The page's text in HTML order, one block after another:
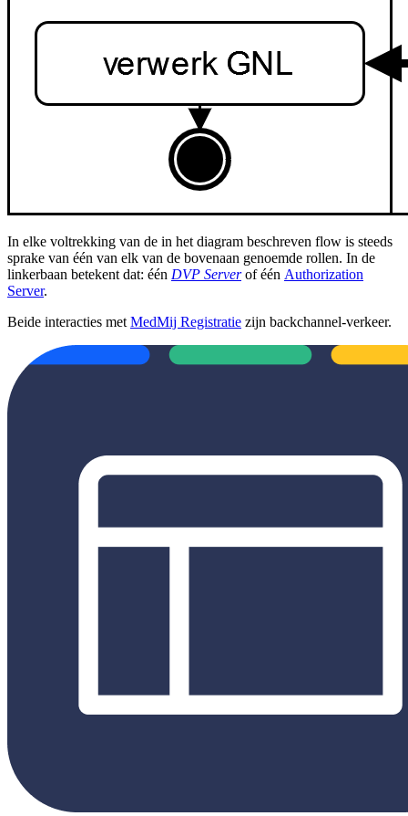
In elke voltrekking van de in het diagram beschreven flow is steeds
sprake van één van elk van de bovenaan genoemde rollen. In de
linkerbaan betekent dat: één DVP Serverof één Authorization
Server.
Beide interacties met MedMij Registratie zijn backchannel-verkeer.